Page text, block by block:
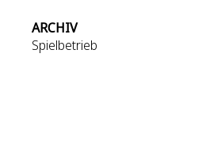
ARCHIV
Spielbetrieb